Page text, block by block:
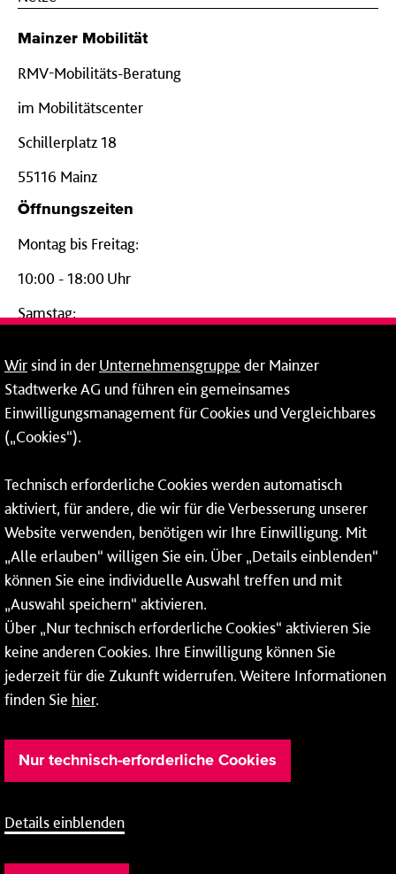
Mainzer Mobilität
RMV-Mobilitäts-Beratung
im Mobilitätscenter
Schillerplatz 18
55116 Mainz
Öffnungszeiten
Montag bis Freitag:
10:00 - 18:00 Uhr
Samstag:
24-Stunden-Telefon*
06131 – 12 77 77
Fax: 06131 – 12 66 66
* Montags bis freitags bis 7 und ab 18 Uhr sowie an
Wochenenden und Feiertagen ganztags werden Ihre
Anrufe je nach Themenauswahl an ein Callcenter des
RMV oder von nextbike weitergeleitet. Dort erhalten Sie
ausschließlich Auskünfte zum Fahrplan bzw. zu
meinRad.
Wirsind in derUnternehmensgruppe der Mainzer
Stadtwerke AG und führen ein gemeinsames
Einwilligungsmanagement für Cookies und Vergleichbares
(„Cookies“).
Technisch erforderliche Cookies werden automatisch
aktiviert, für andere, die wir für die Verbesserung unserer
Website verwenden, benötigen wir Ihre Einwilligung. Mit
„Alle erlauben“ willigen Sie ein. Über „Details einblenden“
können Sie eine individuelle Auswahl treffen und mit
„Auswahl speichern“ aktivieren.
Über „Nur technisch erforderliche Cookies“ aktivieren Sie
keine anderen Cookies. Ihre Einwilligung können Sie
jederzeit für die Zukunft widerrufen. Weitere Informationen
finden Sie hier.
Nur technisch-erforderliche Cookies
Details einblenden